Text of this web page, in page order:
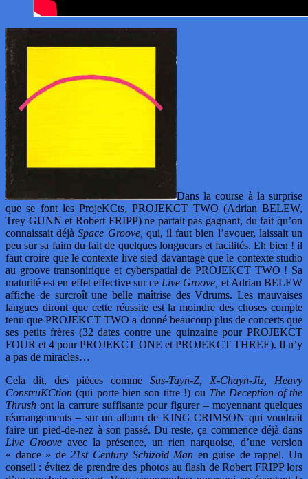
Dans la course à la surprise
que se font les ProjeKCts, PROJEKCT TWO (Adrian BELEW,
Trey GUNN et Robert FRIPP) ne partait pas gagnant, du fait qu’on
connaissait déjàSpace Groove, qui, il faut bien l’avouer, laissait un
peu sur sa faim du fait de quelques longueurs et facilités. Eh bien ! il
faut croire que le contexte live sied davantage que le contexte studio
au groove transonirique et cyberspatial de PROJEKCT TWO ! Sa
maturité est en effet effective sur ce Live Groove, et Adrian BELEW
affiche de surcroît une belle maîtrise des Vdrums. Les mauvaises
langues diront que cette réussite est la moindre des choses compte
tenu que PROJEKCT TWO a donné beaucoup plus de concerts que
ses petits frères (32 dates contre une quinzaine pour PROJEKCT
FOUR et 4 pour PROJEKCT ONE et PROJEKCT THREE). Il n’y
a pas de miracles…
Cela dit, des pièces comme Sus-Tayn-Z, X-Chayn-Jiz, Heavy
ConstruKCtion (qui porte bien son titre !) ou The Deception of the
Thrush ont la carrure suffisante pour figurer – moyennant quelques
réarrangements – sur un album de KING CRIMSON qui voudrait
faire un pied-de-nez à son passé. Du reste, ça commence déjà dans
Live Groove avec la présence, un rien narquoise, d’une version
« dance » de21st Century Schizoid Man en guise de rappel. Un
conseil : évitez de prendre des photos au flash de Robert FRIPP lors